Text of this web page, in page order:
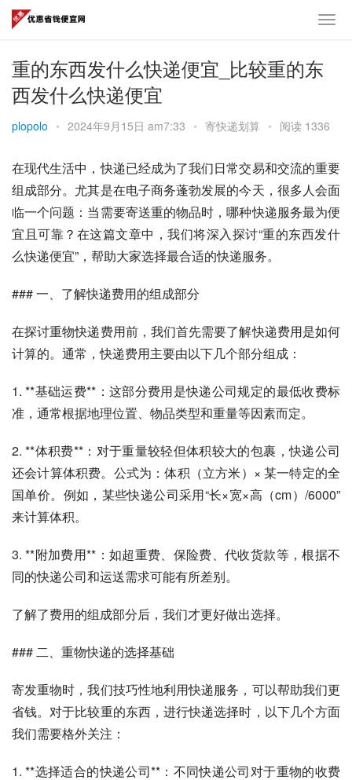
重的东西发什么快递便宜_比较重的东
西发什么快递便宜
plopolo • 2024年9月15日 am7:33 • 寄快递划算 • 阅读 1336
在现代生活中，快递已经成为了我们日常交易和交流的重要
组成部分。尤其是在电子商务蓬勃发展的今天，很多人会面
临一个问题：当需要寄送重的物品时，哪种快递服务最为便
宜且可靠？在这篇文章中，我们将深入探讨“重的东西发什
么快递便宜”，帮助大家选择最合适的快递服务。
### 一、了解快递费用的组成部分
在探讨重物快递费用前，我们首先需要了解快递费用是如何
计算的。通常，快递费用主要由以下几个部分组成：
1. **基础运费**：这部分费用是快递公司规定的最低收费标
准，通常根据地理位置、物品类型和重量等因素而定。
2. **体积费**：对于重量较轻但体积较大的包裹，快递公司
还会计算体积费。公式为：体积（立方米）× 某一特定的全
国单价。例如，某些快递公司采用“长×宽×高（cm）/6000”
来计算体积。
3. **附加费用**：如超重费、保险费、代收货款等，根据不
同的快递公司和运送需求可能有所差别。
了解了费用的组成部分后，我们才更好做出选择。
### 二、重物快递的选择基础
寄发重物时，我们技巧性地利用快递服务，可以帮助我们更
省钱。对于比较重的东西，进行快递选择时，以下几个方面
我们需要格外关注：
1. **选择适合的快递公司**：不同快递公司对于重物的收费